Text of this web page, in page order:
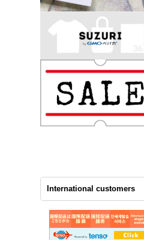
International customers